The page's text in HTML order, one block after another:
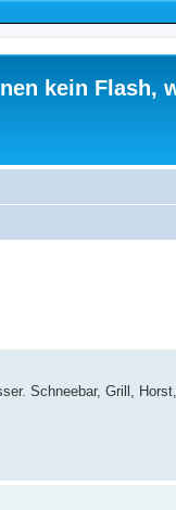
kein Flash,
Schneebar, Grill,